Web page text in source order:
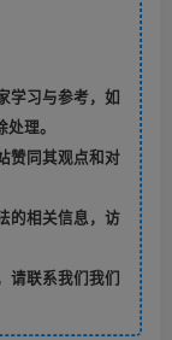
学习与参考，如
理。
赞同其观点和对
的相关信息，访
请联系我们我们